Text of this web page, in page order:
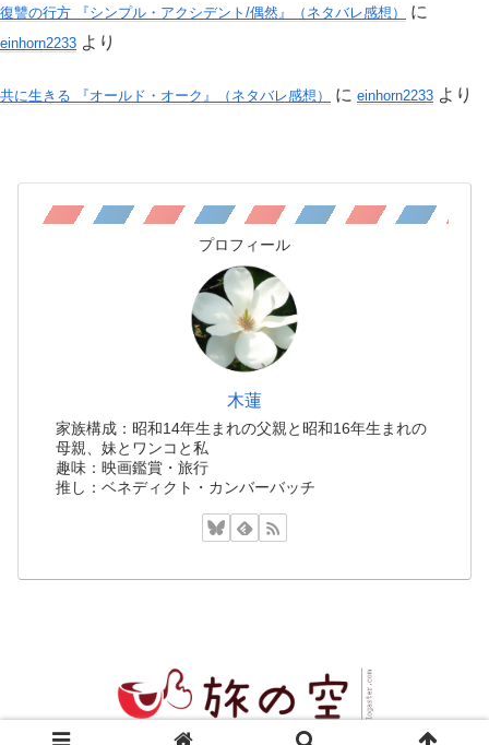
復讐の行方 『シンプル・アクシデント/偶然』（ネタバレ感想） に
einhorn2233 より
共に生きる 『オールド・オーク』（ネタバレ感想） に einhorn2233 より
プロフィール
木蓮
家族構成：昭和14年生まれの父親と昭和16年生まれの
母親、妹とワンコと私
趣味：映画鑑賞・旅行
推し：ベネディクト・カンバーバッチ